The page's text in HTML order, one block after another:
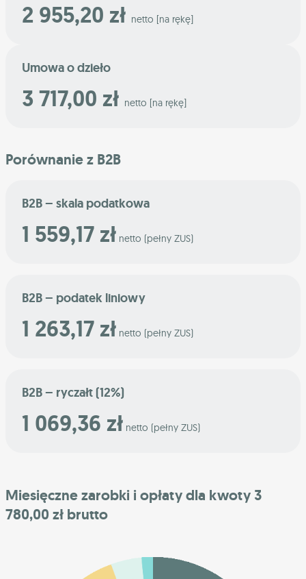
2 955,20 zł netto [na rękę]
Umowa o dzieło
3 717,00 zł netto [na rękę]
Porównanie z B2B
B2B – skala podatkowa
1 559,17 zł netto (pełny ZUS)
B2B – podatek liniowy
1 263,17 zł netto (pełny ZUS)
B2B – ryczałt (12%)
1 069,36 zł netto (pełny ZUS)
Miesięczne zarobki i opłaty dla kwoty 3
780,00 zł brutto